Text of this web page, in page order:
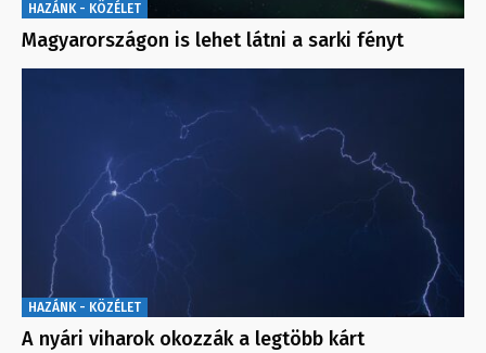
HAZÁNK - KÖZÉLET
Magyarországon is lehet látni a sarki fényt
HAZÁNK - KÖZÉLET
A nyári viharok okozzák a legtöbb kárt